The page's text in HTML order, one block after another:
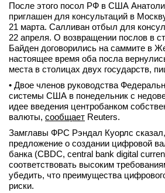
После этого посол РФ в США
приглашен для консультаций в
21 марта. Салливан отбыл для
22 апреля. О возвращении послов в
Байден договорились на саммите в
настоящее время оба посла
места в столицах двух государств,
• Двое членов руководства
системы США в понедельник с
идее введения центробанком
валюты, сообщает Reuters.
Замглавы ФРС Рэндал Куорлс
предложение о создании цифровой
банка (CBDC, central bank digital
соответствовать высоким
убедить, что преимущества
риски.